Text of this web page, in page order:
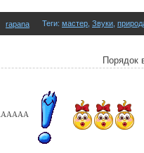
rapana Теги: мастер Звуки
Порядок